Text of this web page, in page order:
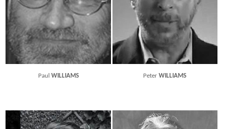
Paul WILLIAMS PeterWILLIAMS